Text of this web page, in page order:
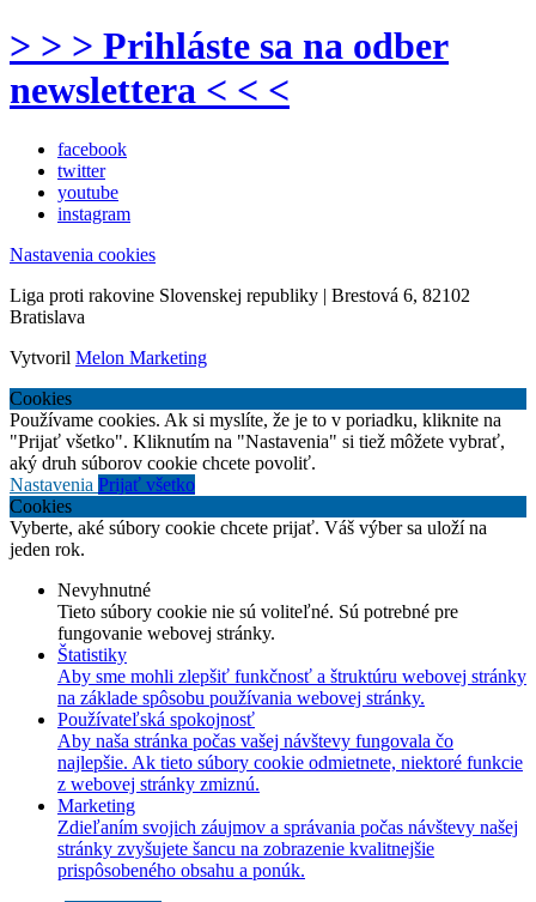
> > > Prihláste sa na odber
newslettera < < <
facebook
twitter
youtube
instagram
Nastavenia cookies
Liga proti rakovine Slovenskej republiky | Brestová 6, 82102
Bratislava
Vytvoril Melon Marketing
Cookies
Používame cookies. Ak si myslíte, že je to v poriadku, kliknite na
"Prijať všetko". Kliknutím na "Nastavenia" si tiež môžete vybrať,
aký druh súborov cookie chcete povoliť.
Nastavenia Prijať všetko
Cookies
Vyberte, aké súbory cookie chcete prijať. Váš výber sa uloží na
jeden rok.
Nevyhnutné
Tieto súbory cookie nie sú voliteľné. Sú potrebné pre
fungovanie webovej stránky.
Štatistiky
Aby sme mohli zlepšiť funkčnosť a štruktúru webovej stránky
na základe spôsobu používania webovej stránky.
Používateľská spokojnosť
Aby naša stránka počas vašej návštevy fungovala čo
najlepšie. Ak tieto súbory cookie odmietnete, niektoré funkcie
z webovej stránky zmiznú.
Marketing
Zdieľaním svojich záujmov a správania počas návštevy našej
stránky zvyšujete šancu na zobrazenie kvalitnejšie
prispôsobeného obsahu a ponúk.